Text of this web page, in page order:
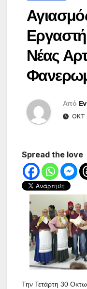
Νέας
Από
ΟΚΤ
Spread the love
Την Τετάρτη 30